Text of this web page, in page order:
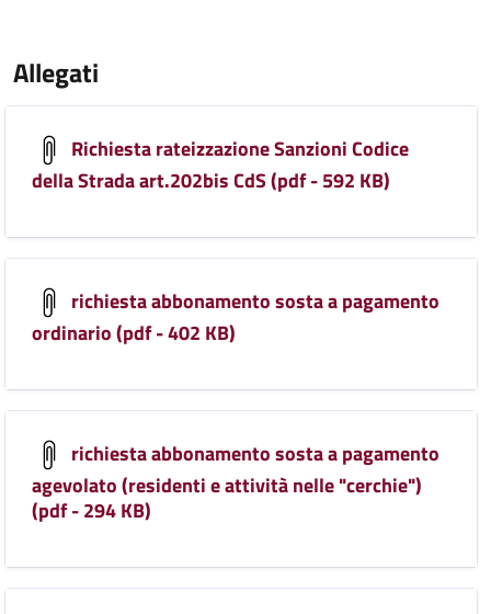
Allegati
Richiesta rateizzazione Sanzioni Codice
della Strada art.202bis CdS (pdf - 592 KB)
richiesta abbonamento sosta a pagamento
ordinario (pdf - 402 KB)
richiesta abbonamento sosta a pagamento
agevolato (residenti e attività nelle "cerchie")
(pdf - 294 KB)